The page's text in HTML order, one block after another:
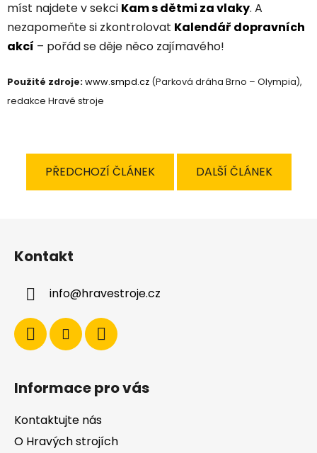
míst najdete v sekci Kam s dětmi za vlaky. A
nezapomeňte si zkontrolovat Kalendář dopravních
akcí – pořád se děje něco zajímavého!
Použité zdroje:www.smpd.cz (Parková dráha Brno – Olympia),
redakce Hravé stroje
PŘEDCHOZÍ ČLÁNEK DALŠÍ ČLÁNEK
Kontakt
info@hravestroje.cz
Informace pro vás
Kontaktujte nás
O Hravých strojích